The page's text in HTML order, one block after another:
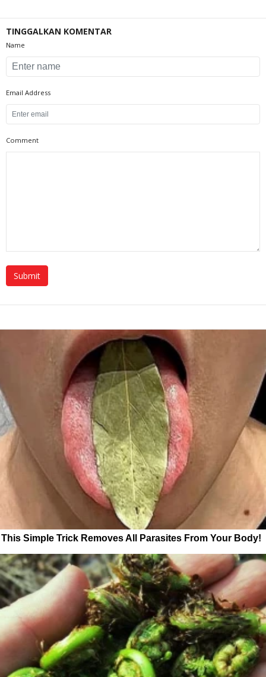
TINGGALKAN KOMENTAR
Name
Email Address
Comment
This Simple Trick Removes All Parasites From Your Body!